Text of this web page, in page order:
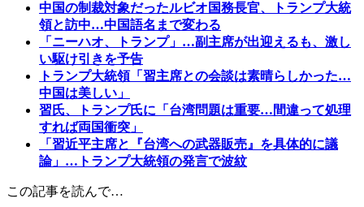
中国の制裁対象だったルビオ国務長官、トランプ大統
領と訪中…中国語名まで変わる
「ニーハオ、トランプ」…副主席が出迎えるも、激し
い駆け引きを予告
トランプ大統領「習主席との会談は素晴らしかった…
中国は美しい」
習氏、トランプ氏に「台湾問題は重要…間違って処理
すれば両国衝突」
「習近平主席と『台湾への武器販売』を具体的に議
論」…トランプ大統領の発言で波紋
この記事を読んで…